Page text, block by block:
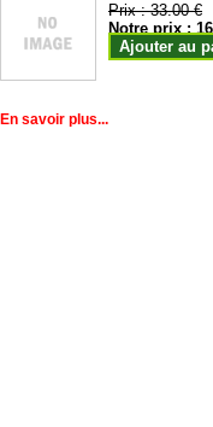
Prix :33.00 €
Notre prix :
Ajouter au
En savoir plus...